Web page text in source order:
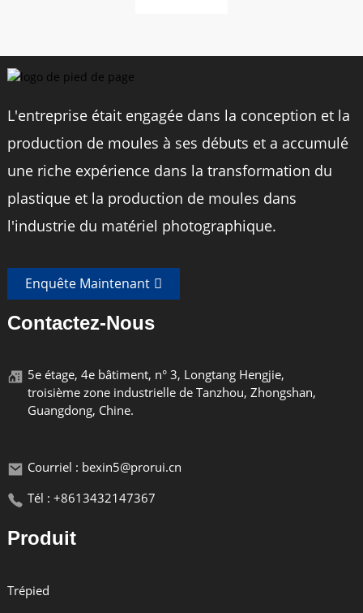
Support de tablette, trépied portable pour smartphone, perche à
Avantages Du Produit
Poids Léger
Durable
Le modèle MS-06S est fabriqué en plastique de
L'entreprise était engagée dans la conception et la
production de moules à ses débuts et a accumulé
une riche expérience dans la transformation du
plastique et la production de moules dans
l'industrie du matériel photographique.
Enquête Maintenant
Contactez-Nous
5e étage, 4e bâtiment, n° 3, Longtang Hengjie,
troisième zone industrielle de Tanzhou, Zhongshan,
Guangdong, Chine.
Courriel : bexin5@prorui.cn
Tél : +8613432147367
Produit
Trépied